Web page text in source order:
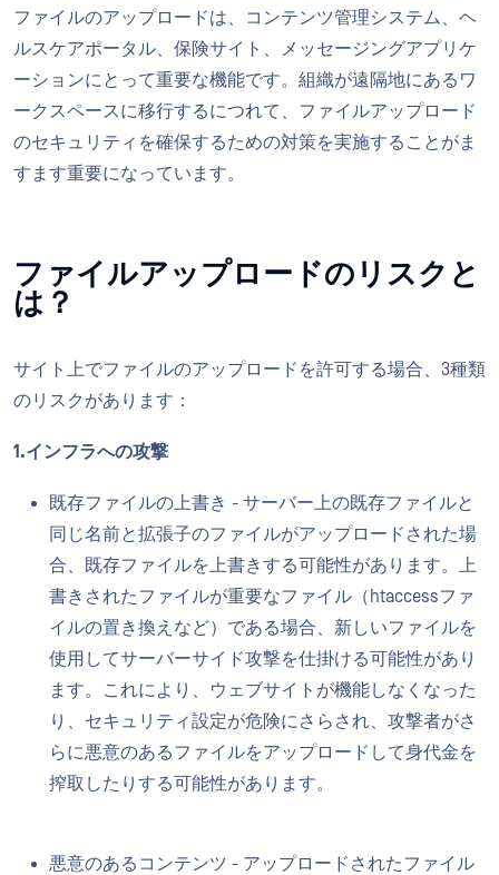
ファイルのアップロードは、コンテンツ管理システム、ヘ
ルスケアポータル、保険サイト、メッセージングアプリケ
ーションにとって重要な機能です。組織が遠隔地にあるワ
ークスペースに移行するにつれて、ファイルアップロード
のセキュリティを確保するための対策を実施することがま
すます重要になっています。
ファイルアップロードのリスクと
は？
サイト上でファイルのアップロードを許可する場合、3種類
のリスクがあります：
1.インフラへの攻撃
既存ファイルの上書き - サーバー上の既存ファイルと
同じ名前と拡張子のファイルがアップロードされた場
合、既存ファイルを上書きする可能性があります。上
書きされたファイルが重要なファイル（htaccessファ
イルの置き換えなど）である場合、新しいファイルを
使用してサーバーサイド攻撃を仕掛ける可能性があり
ます。これにより、ウェブサイトが機能しなくなった
り、セキュリティ設定が危険にさらされ、攻撃者がさ
らに悪意のあるファイルをアップロードして身代金を
搾取したりする可能性があります。
悪意のあるコンテンツ - アップロードされたファイル